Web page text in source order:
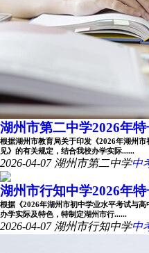
湖州市第二中学2026年
根据湖州市教育局关于印发《2026年湖州
见》的有关规定，结合我校办学实际......
2026-04-07 湖州市第二中学中
湖州市行知中学2026年
根据《2026年湖州市初中学业水平考试与
办学实际及特色，特制定湖州市行......
2026-04-07 湖州市行知中学中